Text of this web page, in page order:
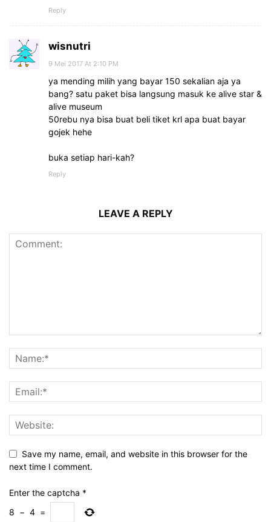
Reply
wisnutri
9 Mei 2017 At 2:10 PM
ya mending milih yang bayar 150 sekalian aja ya
bang? satu paket bisa langsung masuk ke alive star &
alive museum
50rebu nya bisa buat beli tiket krl apa buat bayar
gojek hehe
buka setiap hari-kah?
Reply
LEAVE A REPLY
Save my name, email, and website in this browser for the
next time I comment.
Enter the captcha *
8 − 4 =